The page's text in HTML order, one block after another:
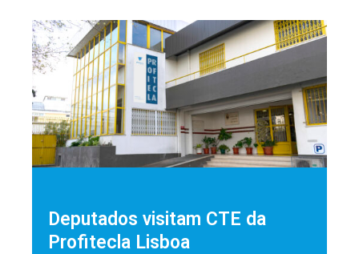
Deputados visitam CTE da
Profitecla Lisboa